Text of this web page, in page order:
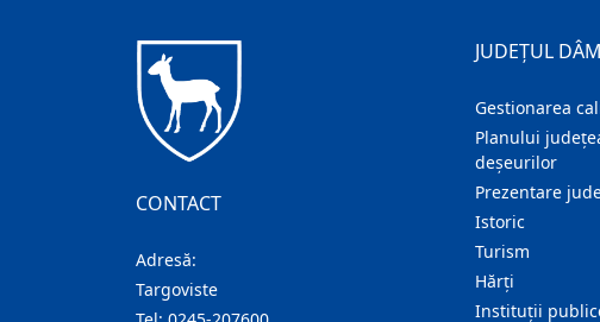
CONTACT
Adresă:
Targoviste
JUDEȚUL
Gestionarea
Planului
deșeurilor
Prezentare
Istoric
Turism
Hărţi
Instituţii